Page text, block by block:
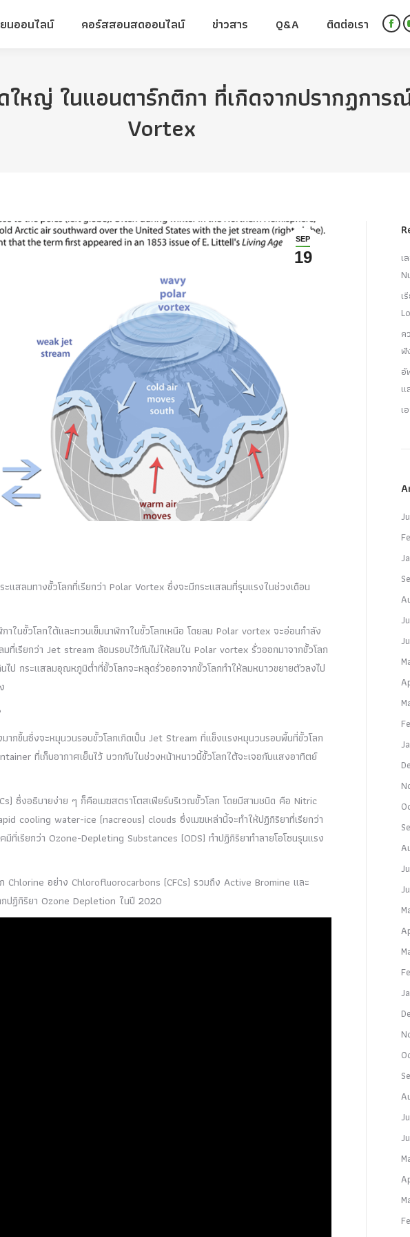
นออนไลน์ คอร์สสอนสดออนไลน์ ข่าวสาร Q&A ติดต่อเรา
new
ใหญ่ ในแอนตาร์กติกา ที่เกิดจากปรากฏกา
Vortex
SEP
19
แสลมทางขั้วโลกที่เรียกว่า Polar Vortex ซึ่งจะมีกระแสลมที่รุนแรงในช่วงเดือน
นขั้วโลกใต้และทวนเข็มนาฬิกาในขั้วโลกเหนือ โดยลม Polar vortex จะอ่อนกำลัง
เรียกว่า Jet stream ล้อมรอบไว้กันไม่ให้ลมใน Polar vortex รั่วออกมาจากขั้วโลก
ป กระแสลมอุณหภูมิต่ำที่ขั้วโลกจะหลุดรั่วออกจากขั้วโลกทำให้ลมหนาวขยายตัวลงไป
ขึ้นซึ่งจะหมุนวนรอบขั้วโลกเกิดเป็น Jet Stream ที่แข็งแรงหมุนวนรอบพื้นที่ขั้วโลก
ที่เก็บอากาศเย็นไว้ บวกกับในช่วงหน้าหนาวนี้ขั้วโลกใต้จะเจอกับแสงอาทิตย์
ซึ่งอธิบายง่าย ๆ ก็คือเมฆสตราโตสเฟียร์บริเวณขั้วโลก โดยมีสามชนิด คือ Nitric
water-ice (nacreous) clouds ซึ่งเมฆเหล่านี้จะทำให้ปฏิกิริยาที่เรียกว่า
ที่เรียกว่า Ozone-Depleting Substances (ODS) ทำปฏิกิริยาทำลายโอโซนรุนแรง
Chlorine อย่าง Chlorofluorocarbons (CFCs) รวมถึง Active Bromine และ
ปฏิกิริยา Ozone Depletion ในปี 2020
เ
เ
ค
ฟั
อั
แ
เ
นออนไลน์ คอร์สสอนสดออนไลน์ ข่าวสาร Q&A ติดต่อเรา
new